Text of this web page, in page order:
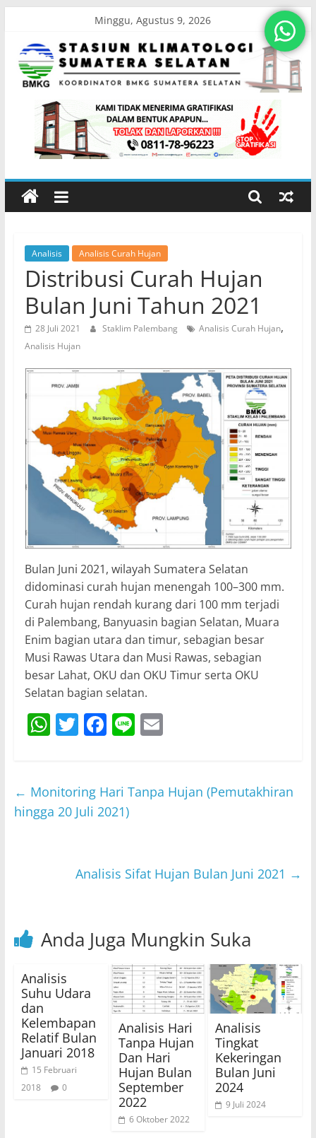
content
Minggu, Agustus 9, 2026
Stasiun
Klimatologi
Sumatera
Koordinator
BMKG
Sumatera
Selatan
Analisis Analisis Curah Hujan
Distribusi Curah Hujan
Bulan Juni Tahun 2021
28 Juli 2021 Staklim Palembang Analisis Curah Hujan,
Analisis Hujan
Bulan Juni 2021, wilayah Sumatera Selatan
didominasi curah hujan menengah 100–300 mm.
Curah hujan rendah kurang dari 100 mm terjadi
di Palembang, Banyuasin bagian Selatan, Muara
Enim bagian utara dan timur, sebagian besar
Musi Rawas Utara dan Musi Rawas, sebagian
besar Lahat, OKU dan OKU Timur serta OKU
Selatan bagian selatan.
W
s
A
T
er
F
e
b
k
Li E
l
← Monitoring Hari Tanpa Hujan (Pemutakhiran
hingga 20 Juli 2021)
Analisis Sifat Hujan Bulan Juni 2021 →
Anda Juga Mungkin Suka
Analisis
Suhu Udara
dan
Kelembapan
Relatif Bulan
Januari 2018
15 Februari
2018
0
Analisis Hari
Tanpa Hujan
Dan Hari
Hujan Bulan
September
2022
6 Oktober 2022
Analisis
Tingkat
Kekeringan
Bulan Juni
2024
9 Juli 2024